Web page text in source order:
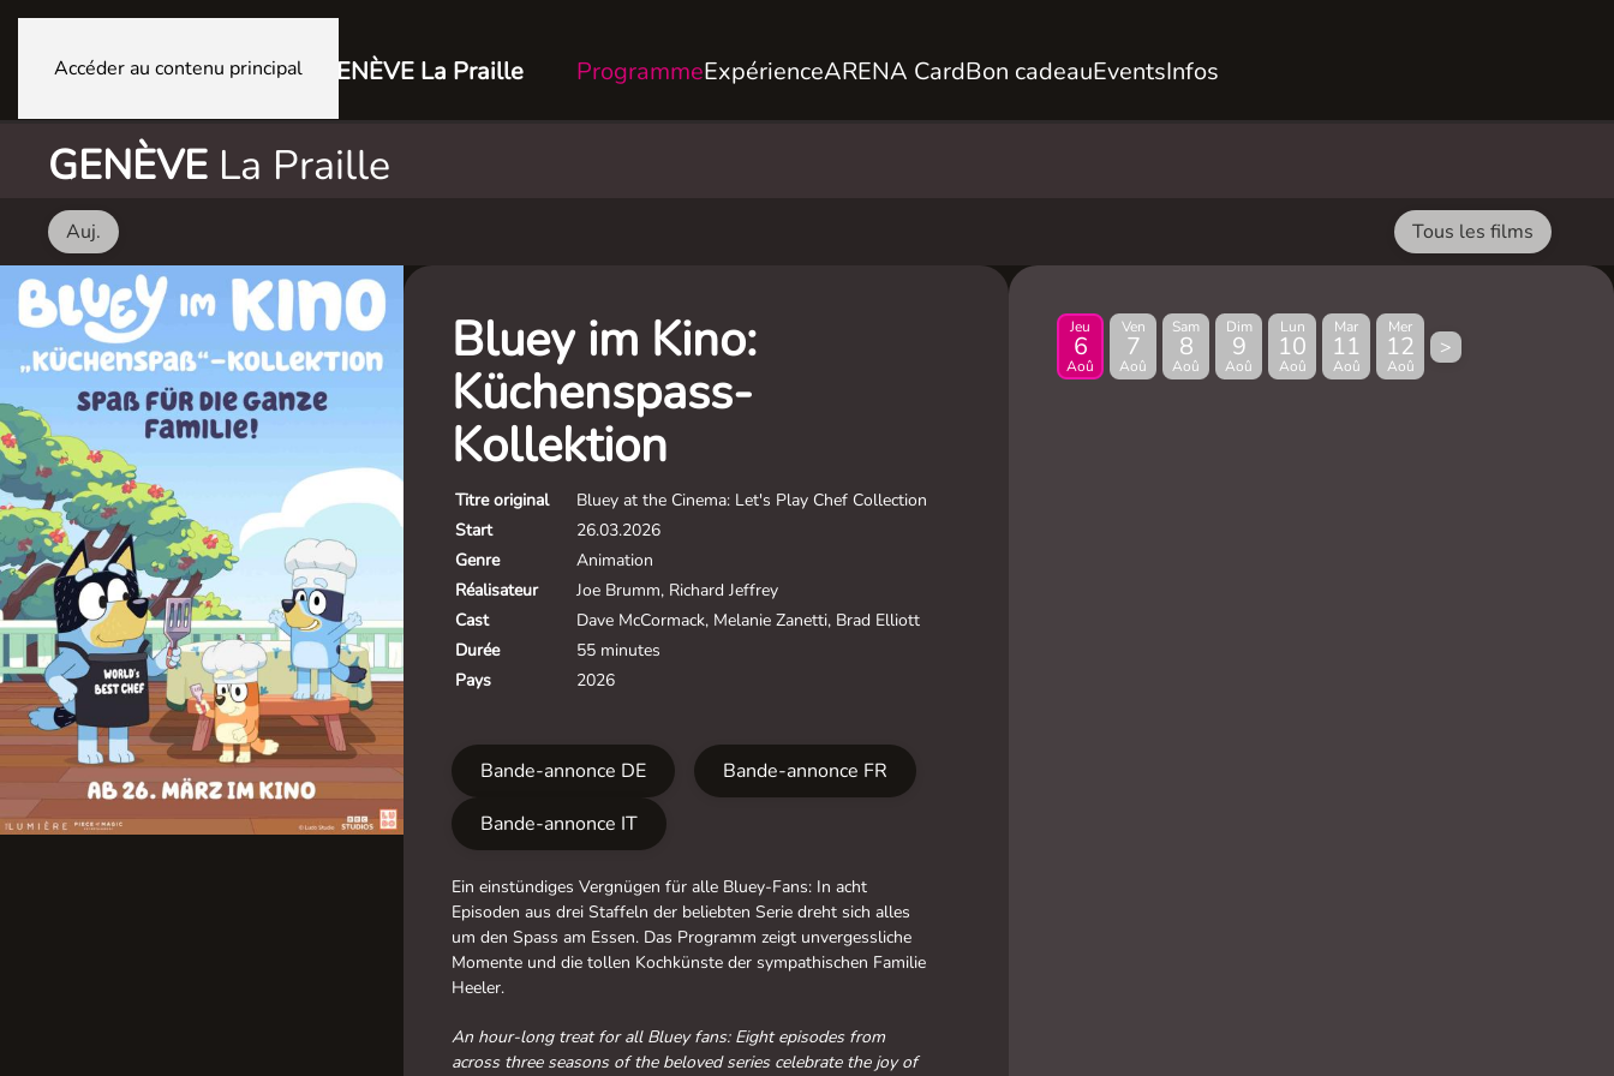
Accéder au contenu principal GENÈVE La Praille ProgrammeExpérienceARENA CardBon cadeauEventsInfos
GENÈVE La Praille
Auj. Tous les films
Bluey im Kino:
Küchenspass-
Kollektion
Titre original
Bluey at the Cinema: Let's Play Chef Collection
Start
26.03.2026
Genre
Animation
Réalisateur
Joe Brumm, Richard Jeffrey
Cast
Dave McCormack, Melanie Zanetti, Brad Elliott
Durée
55 minutes
Pays
2026
Bande-annonce DE
Bande-annonce FR
Bande-annonce IT
Ein einstündiges Vergnügen für alle Bluey-Fans: In acht
Episoden aus drei Staffeln der beliebten Serie dreht sich alles
um den Spass am Essen. Das Programm zeigt unvergessliche
Momente und die tollen Kochkünste der sympathischen Familie
Heeler.
An hour-long treat for all Bluey fans: Eight episodes from
across three seasons of the beloved series celebrate the joy of
Jeu
6
Aoû
Ven
7
Aoû
Sam
8
Aoû
Dim
9
Aoû
Lun
10
Aoû
Mar
11
Aoû
Mer
12
Aoû
>